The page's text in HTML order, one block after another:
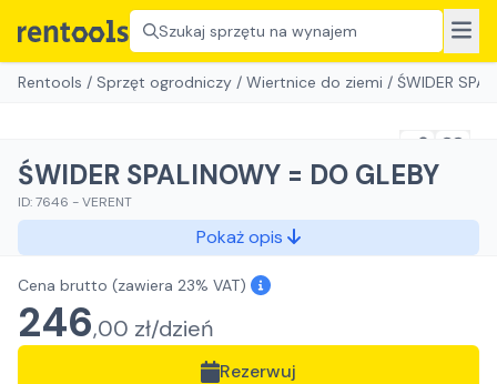
Szukaj sprzętu na wynajem
Rentools / Sprzęt ogrodniczy / Wiertnice do ziemi / ŚWIDER
ŚWIDER SPALINOWY = DO GLEBY
ID:7646 -VERENT
Pokaż opis
Cena brutto (zawiera 23% VAT)
246,00 zł/dzień
Rezerwuj